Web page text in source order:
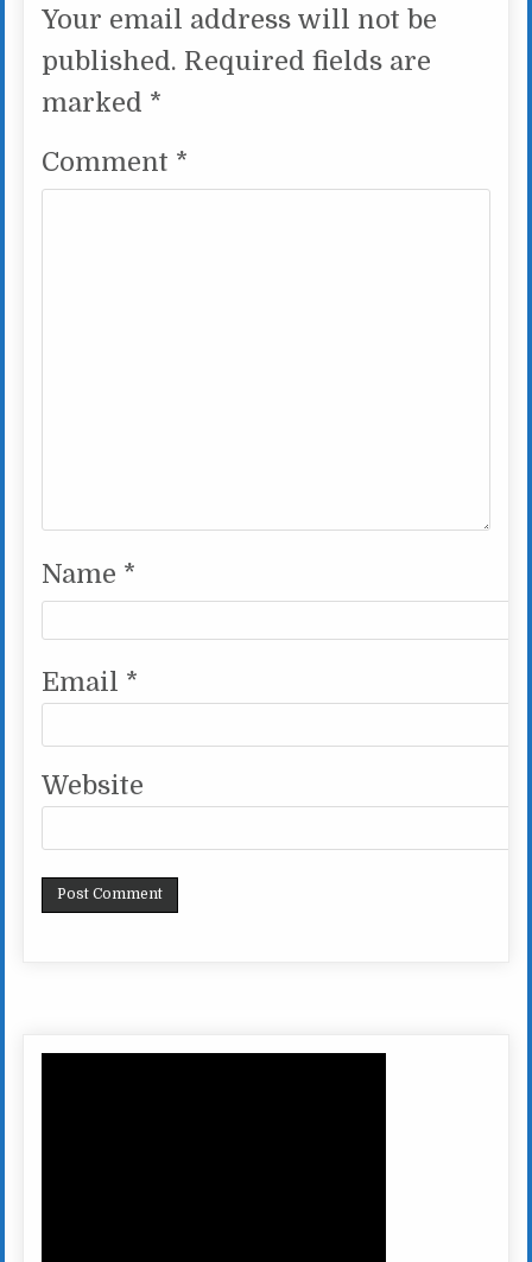
Your email address will not be
published. Required fields are
marked *
Comment *
Name *
Email *
Website